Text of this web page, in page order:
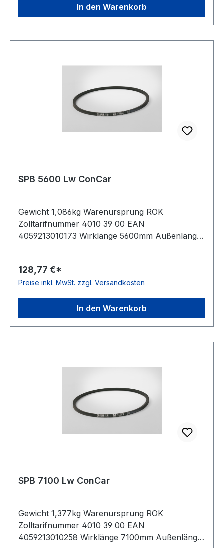
In den Warenkorb
SPB 5600 Lw ConCar
Gewicht 1,086kg Warenursprung ROK
Zolltarifnummer 4010 39 00 EAN
4059213010173 Wirklänge 5600mm Außenlänge
Norm DIN 7753 Material Neoprene Zugstrang
Polyester Breite 16,3mm Höhe 13mm
128,77 €*
Preise inkl. MwSt. zzgl. Versandkosten
In den Warenkorb
SPB 7100 Lw ConCar
Gewicht 1,377kg Warenursprung ROK
Zolltarifnummer 4010 39 00 EAN
4059213010258 Wirklänge 7100mm Außenlänge